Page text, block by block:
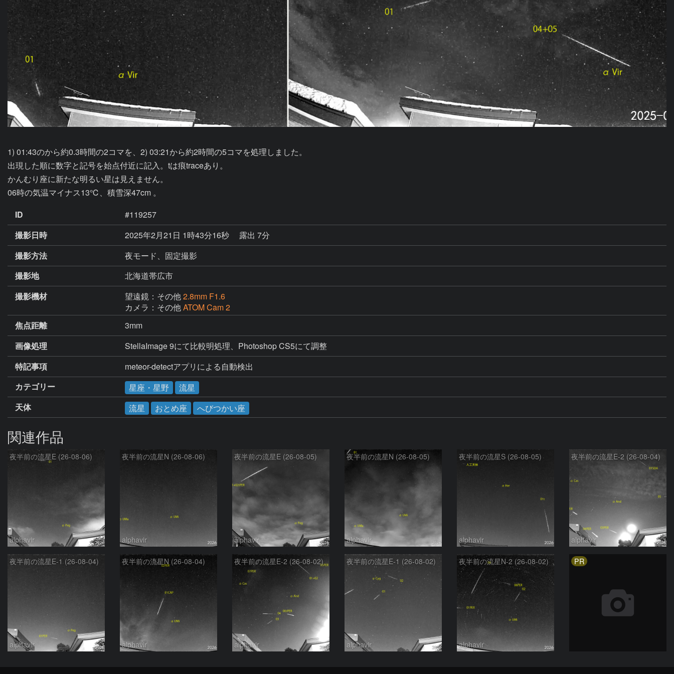
1) 01:43のから約0.3時間の2コマを、2) 03:21から約2時間の5コマを処理しました。
出現した順に数字と記号を始点付近に記入。tは痕traceあり。
かんむり座に新たな明るい星は見えません。
06時の気温マイナス13℃、積雪深47cm 。
ID
#119257
撮影日時
2025年2月21日 1時43分16秒
露出 7分
撮影方法
夜モード、固定撮影
撮影地
北海道帯広市
撮影機材
望遠鏡：その他2.8mm F1.6
カメラ：その他ATOM Cam 2
焦点距離
3mm
画像処理
StellaImage 9にて比較明処理、Photoshop CS5にて調整
特記事項
meteor-detectアプリによる自動検出
カテゴリー
星座・星野
流星
天体
流星 おとめ座 へびつかい座
関連作品
夜半前の流星E (26-08-06)
alphavir
夜半前の流星N (26-08-06)
alphavir
夜半前の流星E (26-08-05)
alphavir
夜半前の流星N (26-08-05)
alphavir
夜半前の流星S (26-08-05)
alphavir
夜半前の流星E-2 (26-08-04)
alphavir
夜半前の流星E-1 (26-08-04)
alphavir
夜半前の流星N (26-08-04)
alphavir
夜半前の流星E-2 (26-08-02)
alphavir
夜半前の流星E-1 (26-08-02)
alphavir
夜半前の流星N-2 (26-08-02)
alphavir
PR